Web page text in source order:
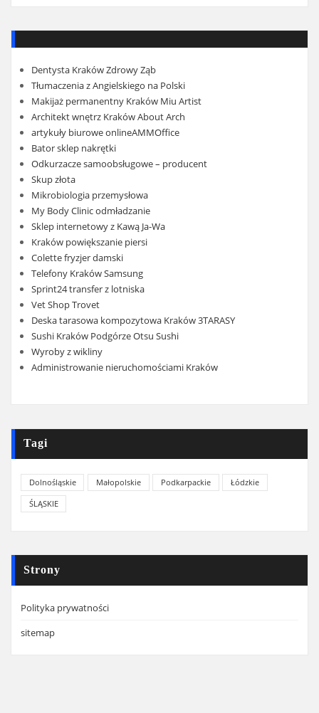
Dentysta Kraków Zdrowy Ząb
Tłumaczenia z Angielskiego na Polski
Makijaż permanentny Kraków Miu Artist
Architekt wnętrz Kraków About Arch
artykuły biurowe onlineAMMOffice
Bator sklep nakrętki
Odkurzacze samoobsługowe – producent
Skup złota
Mikrobiologia przemysłowa
My Body Clinic odmładzanie
Sklep internetowy z Kawą Ja-Wa
Kraków powiększanie piersi
Colette fryzjer damski
Telefony Kraków Samsung
Sprint24 transfer z lotniska
Vet Shop Trovet
Deska tarasowa kompozytowa Kraków 3TARASY
Sushi Kraków Podgórze Otsu Sushi
Wyroby z wikliny
Administrowanie nieruchomościami Kraków
Tagi
Dolnośląskie Małopolskie Podkarpackie
Łódzkie
ŚLĄSKIE
Strony
Polityka prywatności
sitemap